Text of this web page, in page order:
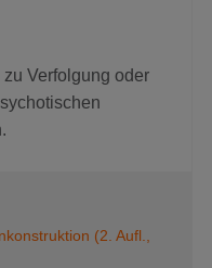
Verfolgung oder
(2. Aufl.,